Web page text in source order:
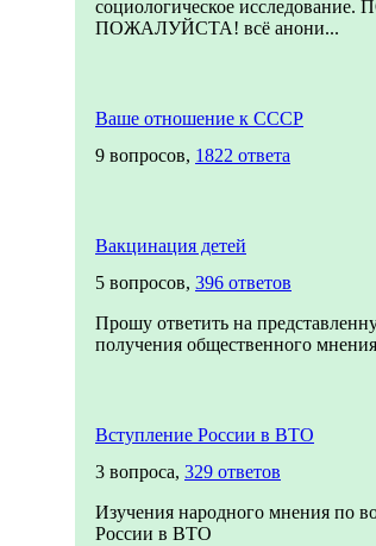
социологическое
ПОЖАЛУЙСТА! всё анони...
Ваше отношение к СССР
9 вопросов, 1822 ответа
Вакцинация детей
5 вопросов, 396 ответов
Прошу ответить на
получения общественного
Вступление России в ВТО
3 вопроса, 329 ответов
Изучения народного мнения по
России в ВТО